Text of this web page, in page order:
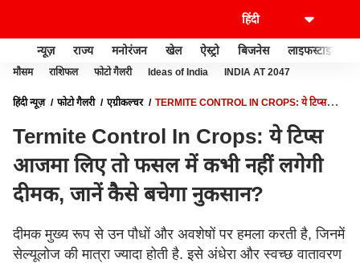
न्यूज़ राज्य मनोरंजन खेल ऐस्ट्रो बिजनेस लाइफस्टाइल
मौसम राशिफल फोटो गैलरी Ideas of India INDIA AT 2047
हिंदी न्यूज़ फोटो गैलरी एग्रीकल्चर
TERMITE CONTROL IN CROPS: ये टिप्स
Termite Control In Crops: ये टिप्स
आजमा लिए तो फसल में कभी नहीं लगेगी
दीमक, जानें कैसे बचेगा नुकसान?
दीमक मुख्य रूप से उन पौधों और अवशेषों पर हमला करती है, जिनमें
सेल्यूलोज की मात्रा ज्यादा होती है. इसे अंधेरा और स्वच्छ वातावरण